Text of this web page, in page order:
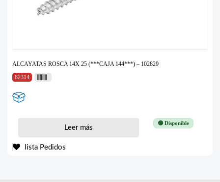
ALCAYATAS ROSCA 14X 25 (***CAJA 144***) – 102829
82314
🟢 Disponible
Leer más
lista Pedidos